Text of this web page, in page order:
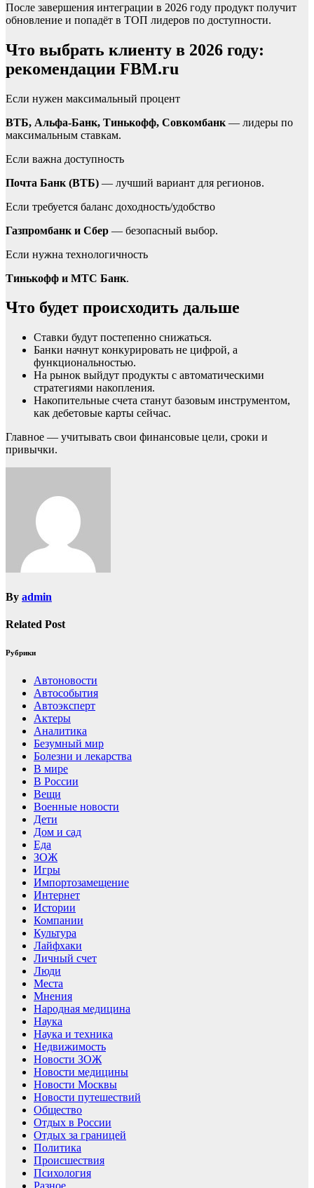
После завершения интеграции в 2026 году продукт получит
обновление и попадёт в ТОП лидеров по доступности.
Что выбрать клиенту в 2026 году:
рекомендации FBM.ru
Если нужен максимальный процент
ВТБ, Альфа-Банк, Тинькофф, Совкомбанк — лидеры по
максимальным ставкам.
Если важна доступность
Почта Банк (ВТБ) — лучший вариант для регионов.
Если требуется баланс доходность/удобство
Газпромбанк и Сбер — безопасный выбор.
Если нужна технологичность
Тинькофф и МТС Банк.
Что будет происходить дальше
Ставки будут постепенно снижаться.
Банки начнут конкурировать не цифрой, а
функциональностью.
На рынок выйдут продукты с автоматическими
стратегиями накопления.
Накопительные счета станут базовым инструментом,
как дебетовые карты сейчас.
Главное — учитывать свои финансовые цели, сроки и
привычки.
By admin
Related Post
Рубрики
Автоновости
Автособытия
Автоэксперт
Актеры
Аналитика
Безумный мир
Болезни и лекарства
В мире
В России
Вещи
Военные новости
Дети
Дом и сад
Еда
ЗОЖ
Игры
Импортозамещение
Интернет
Истории
Компании
Культура
Лайфхаки
Личный счет
Люди
Места
Мнения
Народная медицина
Наука
Наука и техника
Недвижимость
Новости ЗОЖ
Новости медицины
Новости Москвы
Новости путешествий
Общество
Отдых в России
Отдых за границей
Политика
Происшествия
Психология
Разное